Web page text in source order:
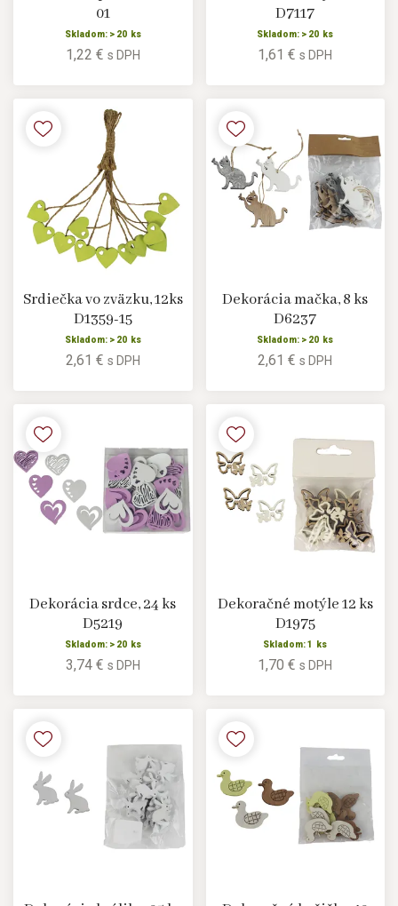
01
Skladom: > 20 ks
1,22 € s DPH
D7117
Skladom: > 20 ks
1,61 €s DPH
Srdiečka vo zväzku, 12ks
D1359-15
Skladom: > 20 ks
2,61 € s DPH
Dekorácia mačka, 8 ks
D6237
Skladom: > 20 ks
2,61 €s DPH
Dekorácia srdce, 24 ks
D5219
Skladom: > 20 ks
3,74 € s DPH
Dekoračné motýle 12 ks
D1975
Skladom: 1 ks
1,70 €s DPH